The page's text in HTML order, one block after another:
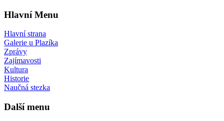
Hlavní Menu
Hlavní strana
Galerie u Plazíka
Zprávy
Zajímavosti
Kultura
Historie
Naučná stezka
Další menu